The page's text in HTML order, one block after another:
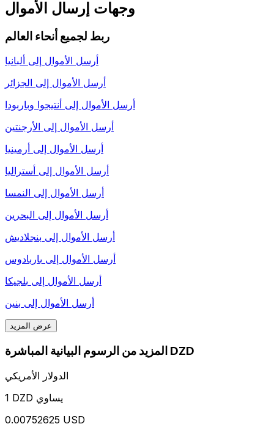
وجهات إرسال الأموال
ربط لجميع أنحاء العالم
أرسل الأموال إلى ألبانيا
أرسل الأموال إلى الجزائر
أرسل الأموال إلى أنتيجوا وباربودا
أرسل الأموال إلى الأرجنتين
أرسل الأموال إلى أرمينيا
أرسل الأموال إلى أستراليا
أرسل الأموال إلى النمسا
أرسل الأموال إلى البحرين
أرسل الأموال إلى بنجلاديش
أرسل الأموال إلى باربادوس
أرسل الأموال إلى بلجيكا
أرسل الأموال إلى بنين
عرض المزيد
المزيد من الرسوم البيانية المباشرة DZD
الدولار الأمريكي
1 DZD يساوي
0.00752625 USD